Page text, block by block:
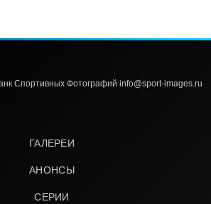
Спортивных Фотографий info@sport-images.ru
ГАЛЕРЕИ
АНОНСЫ
СЕРИИ